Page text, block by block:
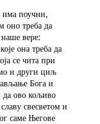
има поучни,
оно треба да
вере:
она треба да
се чита при
и други циљ
Бога и
ово кољиво
свесветом и
саме Његове